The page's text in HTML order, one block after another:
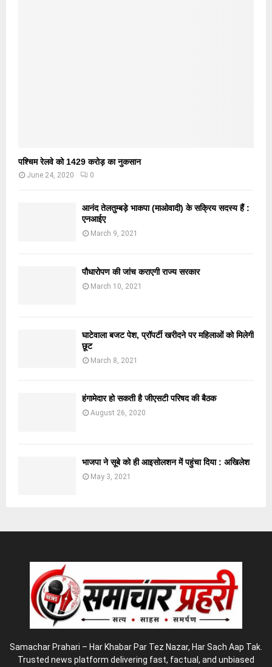
पश्चिम रेलवे को 1429 करोड़ का नुकसान
June 24, 2020 0
आनंद तेलतुम्बड़े भाकपा (माओवादी) के सक्रिय सदस्य हैं :
एनआईए
March 9, 2021
पौधारोपण की जांच कराएगी राज्य सरकार
March 10, 2021
घाटेवाला बजट पेश, प्रॉपर्टी खरीदने पर महिलाओं को मिलेगी
छूट
March 8, 2021
हंगामेदार हो सकती है जीएसटी परिषद की बैठक
August 26, 2020
भाजपा ने सूबे को ही आइसोलशन में पहुंचा दिया : अखिलेश
May 3, 2021
Samachar Prahari – Har Khabar Par Tez Nazar, Har Sach Aap Tak.
Trusted news platform delivering fast, factual, and unbiased